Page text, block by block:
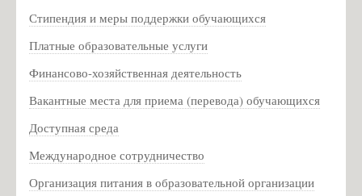
Маргелова
Мероприятия музея 2019г
Стипендия и меры поддержки обучающихся
Платные образовательные услуги
Финансово-хозяйственная деятельность
Вакантные места для приема (перевода) обучающихся
Доступная среда
Международное сотрудничество
Организация питания в образовательной организации